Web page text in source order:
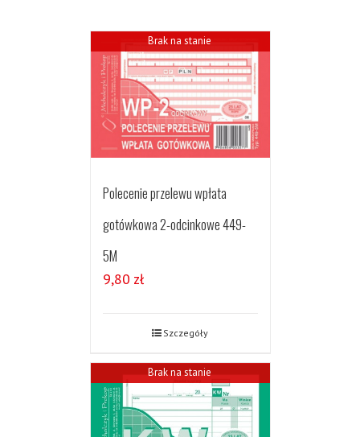
Brak na stanie
Polecenie przelewu wpłata
gotówkowa 2-odcinkowe 449-
5M
9,80 zł
Szczegóły
Brak na stanie